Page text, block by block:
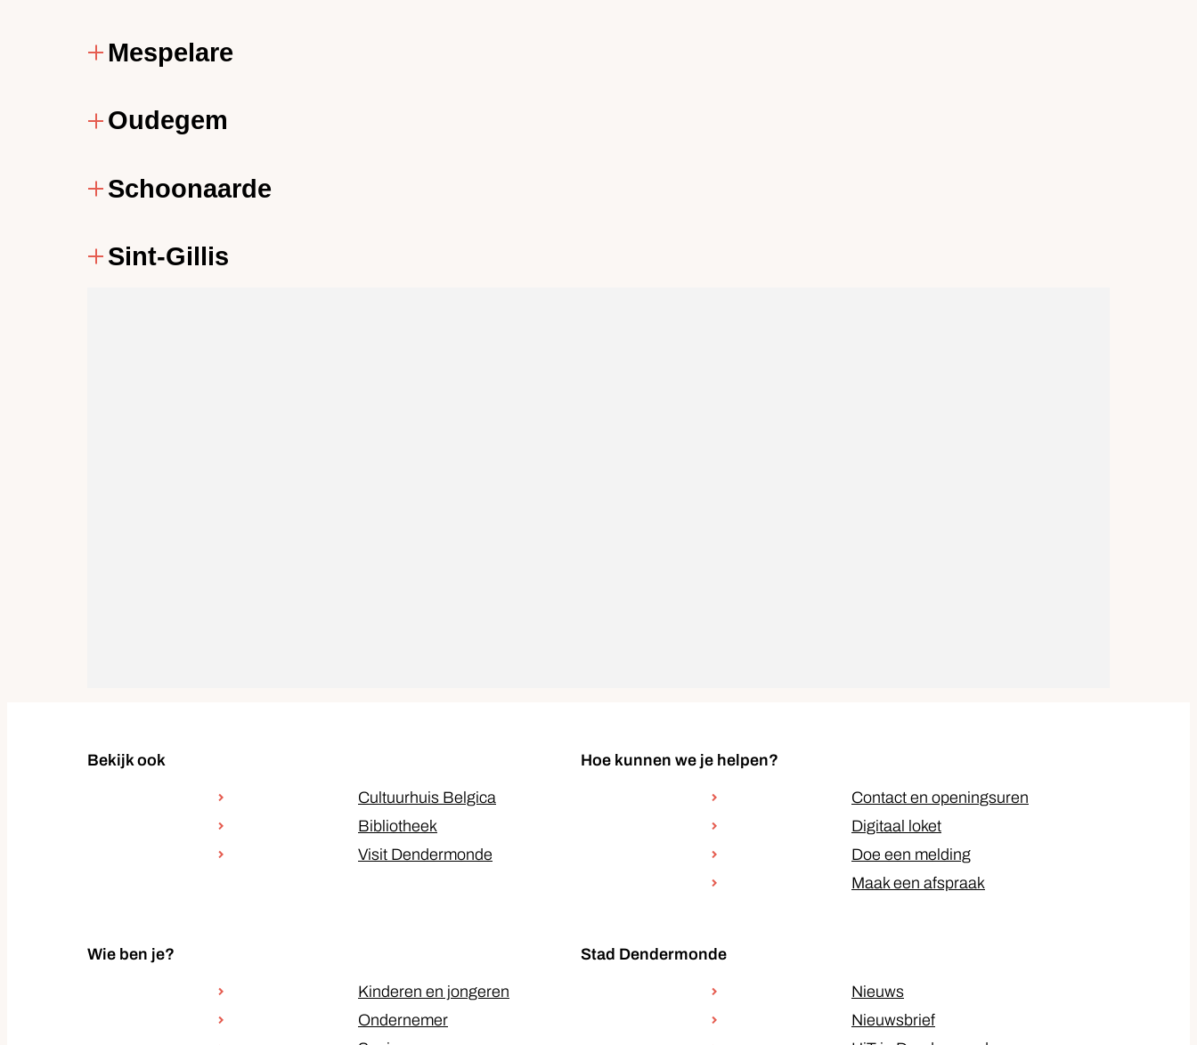
Mespelare
Oudegem
Schoonaarde
Sint-Gillis
Bekijk ook
Cultuurhuis Belgica
Bibliotheek
Visit Dendermonde
Hoe kunnen we je helpen?
Contact en openingsuren
Digitaal loket
Doe een melding
Maak een afspraak
Wie ben je?
Kinderen en jongeren
Ondernemer
Stad Dendermonde
Nieuws
Nieuwsbrief